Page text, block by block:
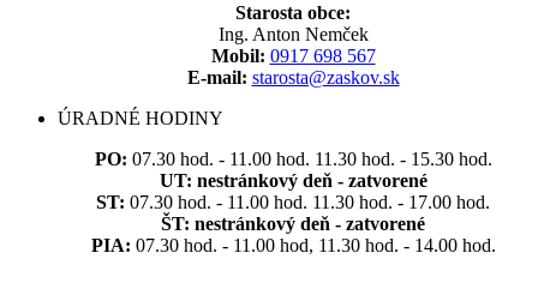
Starosta obce:
Ing. Anton Nemček
Mobil: 0917 698 567
E-mail: starosta@zaskov.sk
ÚRADNÉ HODINY
PO: 07.30 hod. - 11.00 hod. 11.30 hod. - 15.30 hod.
UT: nestránkový deň - zatvorené
ST: 07.30 hod. - 11.00 hod. 11.30 hod. - 17.00 hod.
ŠT: nestránkový deň - zatvorené
PIA: 07.30 hod. - 11.00 hod, 11.30 hod. - 14.00 hod.